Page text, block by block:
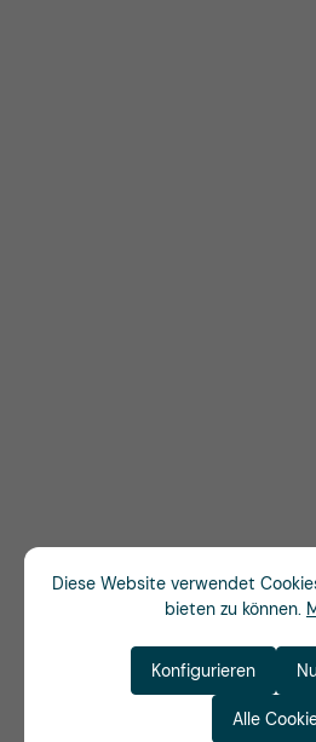
Diese Website verwendet
bieten zu können.
Konfigurieren
Alle